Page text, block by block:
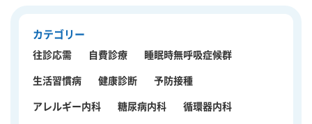
カテゴリー
往診応需 自費診療 睡眠時無呼吸症候群
生活習慣病 健康診断 予防接種
アレルギー内科 糖尿病内科 循環器内科